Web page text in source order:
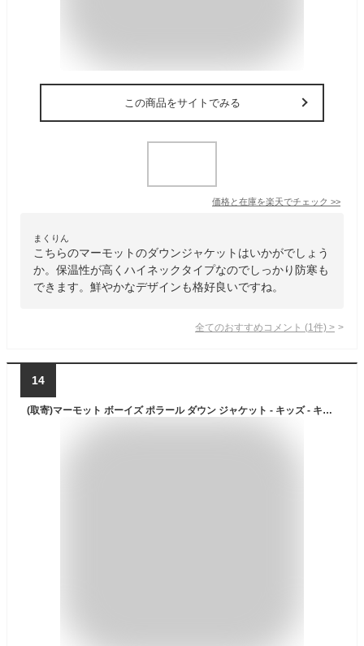
この商品をサイトでみる
価格と在庫を楽天でチェック >>
まくりん
こちらのマーモットのダウンジャケットはいかがでしょう
か。保温性が高くハイネックタイプなのでしっかり防寒も
できます。鮮やかなデザインも格好良いですね。
全てのおすすめコメント (1 件) >
14
(取寄)マーモット ボーイズ ポラール ダウン ジャケット - キッズ - キッズ Marmot Boy's Polar Down Jacket - Kids' - Kids Arctic Navy